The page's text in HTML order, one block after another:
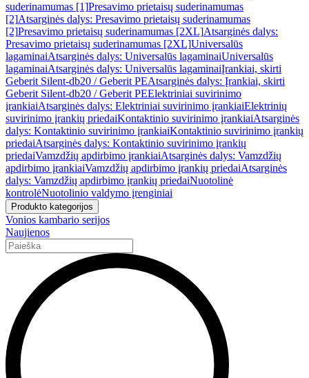
suderinamumas [1]Presavimo prietaisų suderinamumas
[2]Atsarginės dalys: Presavimo prietaisų suderinamumas
[2]Presavimo prietaisų suderinamumas [2XL]Atsarginės dalys:
Presavimo prietaisų suderinamumas [2XL]Universalūs
lagaminaiAtsarginės dalys: Universalūs lagaminaiUniversalūs
lagaminaiAtsarginės dalys: Universalūs lagaminaiĮrankiai, skirti
Geberit Silent-db20 / Geberit PEAtsarginės dalys: Įrankiai, skirti
Geberit Silent-db20 / Geberit PEElektriniai suvirinimo
įrankiaiAtsarginės dalys: Elektriniai suvirinimo įrankiaiElektrinių
suvirinimo įrankių priedaiKontaktinio suvirinimo įrankiaiAtsarginės
dalys: Kontaktinio suvirinimo įrankiaiKontaktinio suvirinimo įrankių
priedaiAtsarginės dalys: Kontaktinio suvirinimo įrankių
priedaiVamzdžių apdirbimo įrankiaiAtsarginės dalys: Vamzdžių
apdirbimo įrankiaiVamzdžių apdirbimo įrankių priedaiAtsarginės
dalys: Vamzdžių apdirbimo įrankių priedaiNuotolinė
kontrolėNuotolinio valdymo įrenginiai
Produkto kategorijos
Vonios kambario serijos
Naujienos